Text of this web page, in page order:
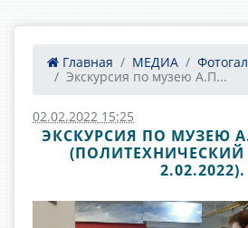
Главная МЕДИА
Экскурсия по музею А.П...
02.02.2022 15:25
ЭКСКУРСИЯ ПО МУЗЕЮ
2.02.2022).